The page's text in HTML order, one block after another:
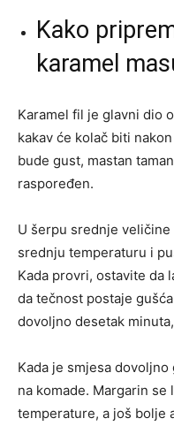
Kako
karamel
Karamel fil je glavni dio
kakav će kolač biti
bude gust, mastan
raspoređen.
U šerpu srednje
srednju temperaturu i
Kada provri, ostavite da
da tečnost postaje
dovoljno desetak
Kada je smjesa
na komade. Margarin
temperature, a još bolje